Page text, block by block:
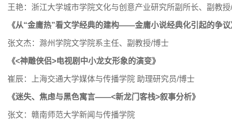
王艳：浙江大学城市学院文化与创意产业研究所副所长、副教
《从“金庸热”看文学经典的建构——金庸小说经典化引起的争议
张文杰：滁州学院文学院系主任、副教授/博士
《<神雕侠侣>电视剧中小龙女形象的演变》
崔辰：上海交通大学媒体与传播学院 助理研究员/博士
《迷失、焦虑与黑色寓言——<新龙门客栈>叙事分析》
张文：赣南师范大学新闻与传播学院